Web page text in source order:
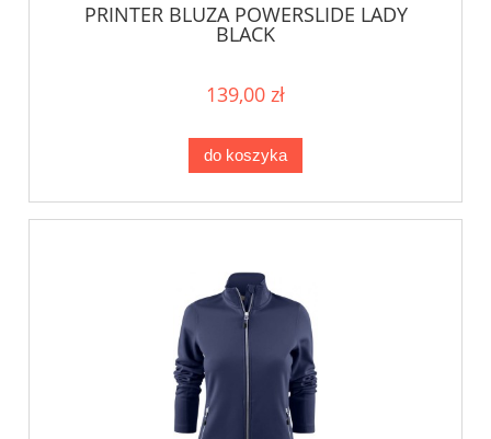
PRINTER BLUZA POWERSLIDE LADY
BLACK
139,00 zł
do koszyka